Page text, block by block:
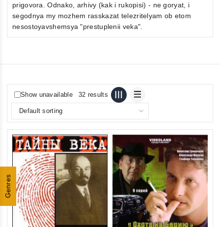
Genres
prigovora. Odnako, arhivy (kak i rukopisi) - ne goryat, i
segodnya my mozhem rasskazat telezritelyam ob etom
nesostoyavshemsya "prestuplenii veka".
Show unavailable 32 results